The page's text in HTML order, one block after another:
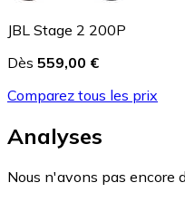
JBL Stage 2 200P
Dès 559,00 €
Comparez tous les prix
Analyses
Nous n'avons pas encore